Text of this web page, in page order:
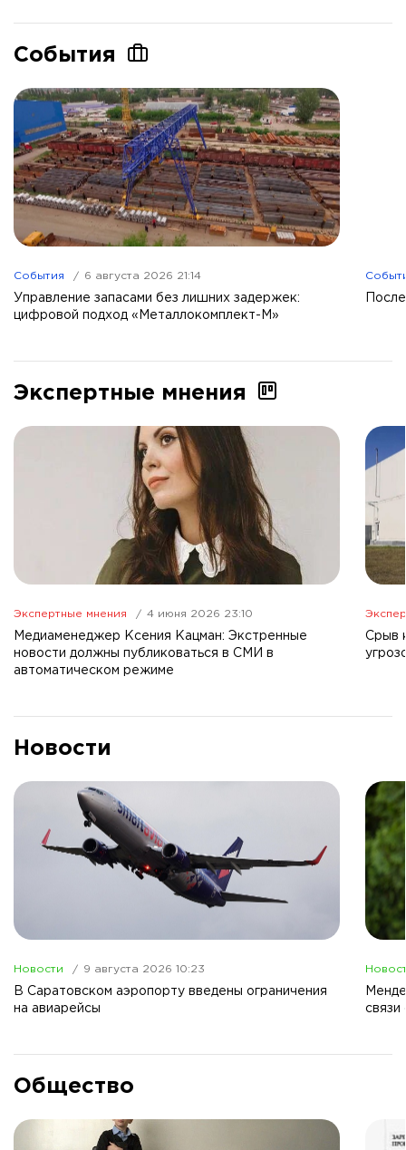
События
События 6 августа 2026 21:14
Управление запасами без лишних задержек:
цифровой подход «Металлокомплект-М»
Экспертные мнения
Экспертные мнения 4 июня 2026 23:10
Медиаменеджер Ксения Кацман: Экстренные
новости должны публиковаться в СМИ в
автоматическом режиме
Срыв
Новости
Новости 9 августа 2026 10:23
В Саратовском аэропорту введены ограничения
на авиарейсы
связи
Общество